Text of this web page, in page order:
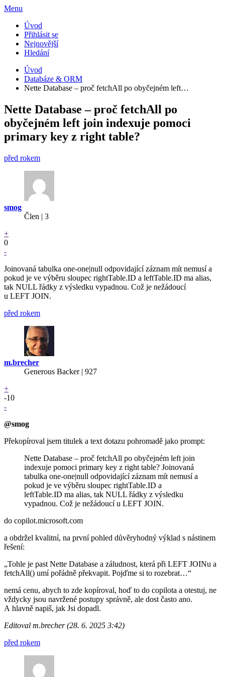
Menu
Úvod
Přihlásit se
Nejnovější
Hledání
Úvod
Databáze & ORM
Nette Database – proč fetchAll po obyčejném left…
Nette Database – proč fetchAll po
obyčejném left join indexuje pomoci
primary key z right table?
před rokem
smog
Člen | 3
+
0
-
Joinovaná tabulka one-one|null odpovidající záznam mít nemusí a
pokud je ve výběru sloupec rightTable.ID a leftTable.ID ma alias,
tak NULL řádky z výsledku vypadnou. Což je nežádoucí
u LEFT JOIN.
před rokem
m.brecher
Generous Backer| 927
+
-10
-
@smog
Překopíroval jsem titulek a text dotazu pohromadě jako prompt:
Nette Database – proč fetchAll po obyčejném left join
indexuje pomoci primary key z right table? Joinovaná
tabulka one-one|null odpovidající záznam mít nemusí a
pokud je ve výběru sloupec rightTable.ID a
leftTable.ID ma alias, tak NULL řádky z výsledku
vypadnou. Což je nežádoucí u LEFT JOIN.
do copilot.microsoft.com
a obdržel kvalitní, na první pohled důvěryhodný výklad s nástinem
řešení:
„Tohle je past Nette Database a záludnost, která při LEFT JOINu a
fetchAll() umí pořádně překvapit. Pojďme si to rozebrat…“
nemá cenu, abych to zde kopíroval, hoď to do copilota a otestuj, ne
vždycky jsou navržené postupy správně, ale dost často ano.
A hlavně napiš, jak Jsi dopadl.
Editoval m.brecher (28. 6. 2025 3:42)
před rokem